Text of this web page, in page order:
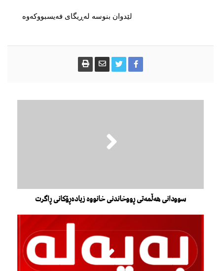
لێدوان بنوسە لەڕیگای فەیسبووکەوە
سوودانی هەڵمەتی ڕووخاندنی خانووە زیادەڕۆکانی ڕاگرت